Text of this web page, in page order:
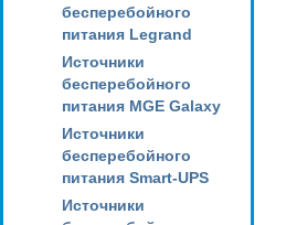
бесперебойного
питания Legrand
Источники
бесперебойного
питания MGE Galaxy
Источники
бесперебойного
питания Smart-UPS
Источники